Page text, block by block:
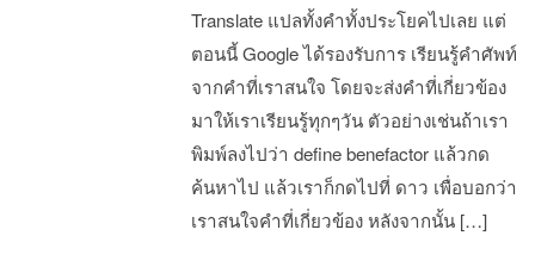
Translate แปลทั้งคำทั้งประโยคไปเลย แต่
ตอนนี้ Google ได้รองรับการ เรียนรู้คำศัพท์
จากคำที่เราสนใจ โดยจะส่งคำที่เกี่ยวข้อง
มาให้เราเรียนรู้ทุกๆวัน ตัวอย่างเช่นถ้าเรา
พิมพ์ลงไปว่า define benefactor แล้วกด
ค้นหาไป แล้วเราก็กดไปที่ ดาว เพื่อบอกว่า
เราสนใจคำที่เกี่ยวข้อง หลังจากนั้น […]